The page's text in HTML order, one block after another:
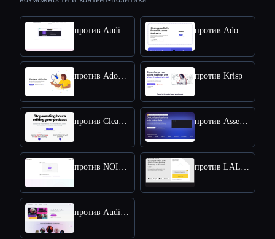
против Audio Enhancer против Adobe Speech Enhancer
против Adobe Mic Check против Krisp
против Cleanvoice AI против Assemblyai
против NOISE REMOVER против LALAL AI Voice Cleaner
против Audio Muse